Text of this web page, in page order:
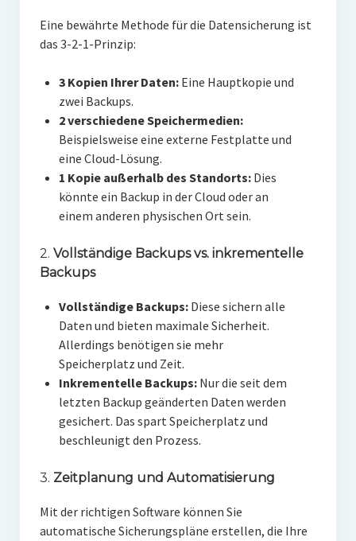
Eine bewährte Methode für die Datensicherung ist
das 3-2-1-Prinzip:
3 Kopien Ihrer Daten:Eine Hauptkopie und
zwei Backups.
2 verschiedene Speichermedien:
Beispielsweise eine externe Festplatte und
eine Cloud-Lösung.
1 Kopie außerhalb des Standorts:Dies
könnte ein Backup in der Cloud oder an
einem anderen physischen Ort sein.
2. Vollständige Backups vs. inkrementelle
Backups
Vollständige Backups:Diese sichern alle
Daten und bieten maximale Sicherheit.
Allerdings benötigen sie mehr
Speicherplatz und Zeit.
Inkrementelle Backups:Nur die seit dem
letzten Backup geänderten Daten werden
gesichert. Das spart Speicherplatz und
beschleunigt den Prozess.
3. Zeitplanung und Automatisierung
Mit der richtigen Software können Sie
automatische Sicherungspläne erstellen, die Ihre